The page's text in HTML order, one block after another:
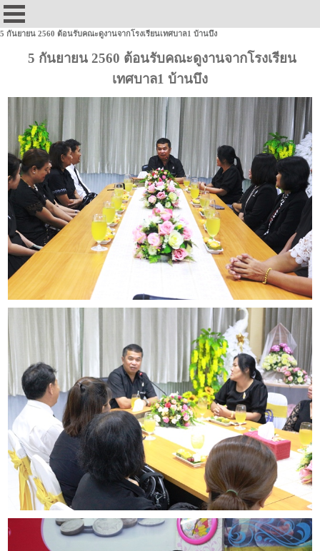
5 กันยายน 2560 ต้อนรับคณะดูงานจากโรงเรียนเทศบาล1 บ้านบึง
5 กันยายน 2560 ต้อนรับคณะดูงานจากโรงเรียน
เทศบาล1 บ้านบึง